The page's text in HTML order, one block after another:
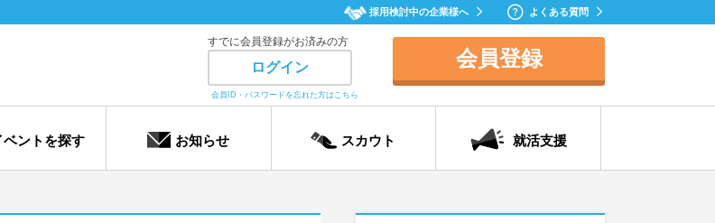
採用検討中の企業様へ よくある質問
すでに会員登録がお済みの方
ログイン
会員ID・パスワードを忘れた方はこちら
会員登録
ベントを探す お知らせ スカウト 就活支援